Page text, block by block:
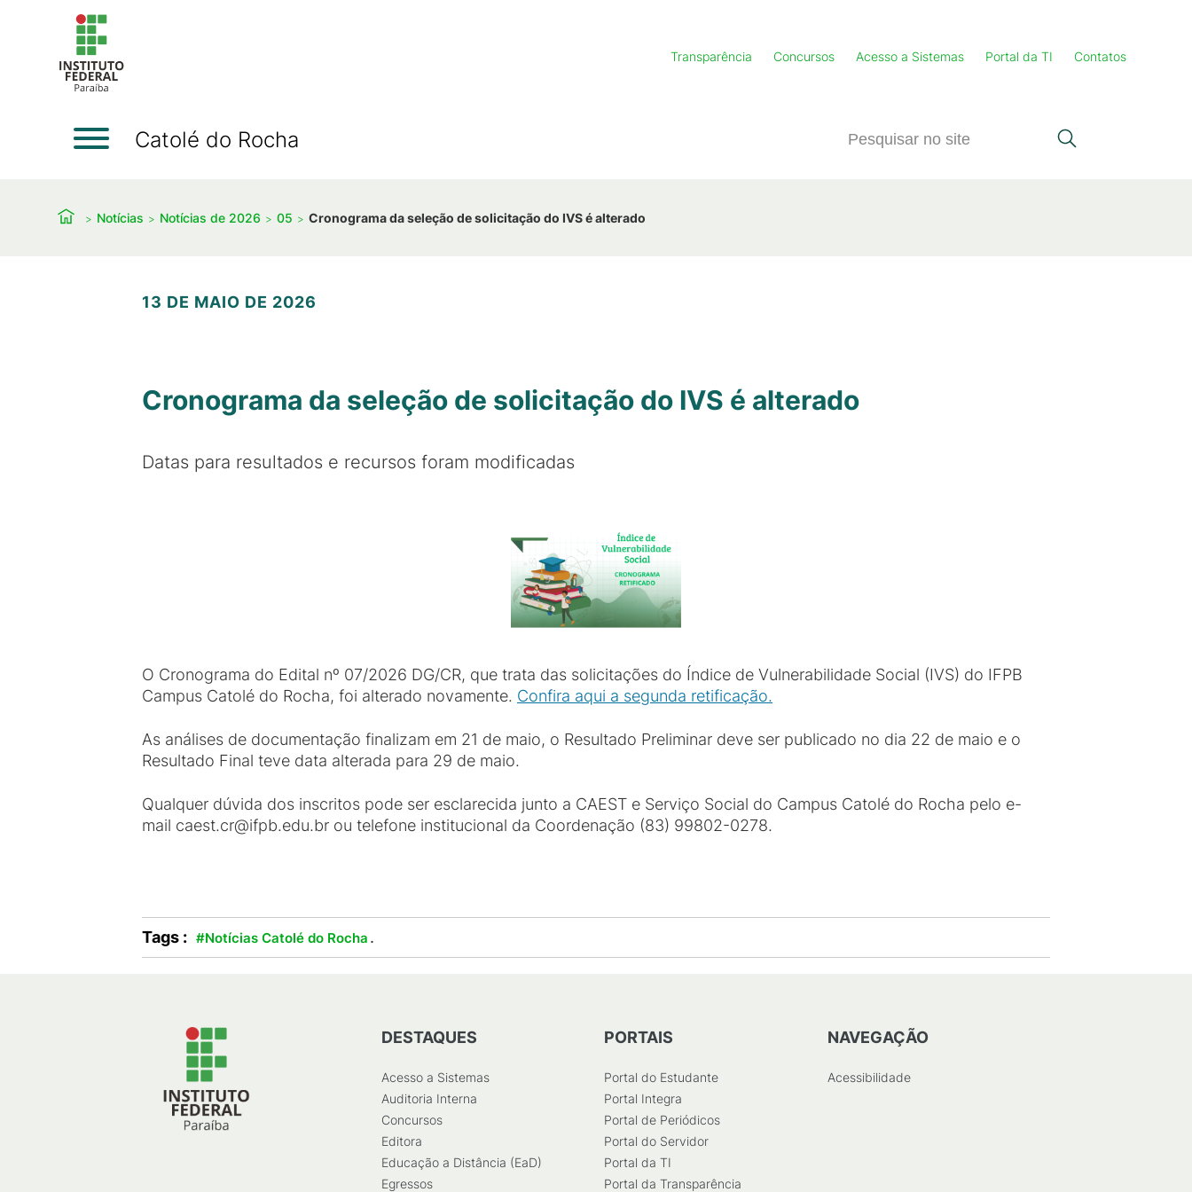
Transparência Concursos Acesso a Sistemas Portal da TI Contatos
Catolé do Rocha
Notícias Notícias de 2026 05 Cronograma da seleção de solicitação do IVS é alterado
13 DE MAIO DE 2026
Cronograma da seleção de solicitação do IVS é alterado
Datas para resultados e recursos foram modificadas
O Cronograma do Edital nº 07/2026 DG/CR, que trata das solicitações do Índice de Vulnerabilidade Social (IVS) do IFPB
Campus Catolé do Rocha, foi alterado novamente. Confira aqui a segunda retificação.
As análises de documentação finalizam em 21 de maio, o Resultado Preliminar deve ser publicado no dia 22 de maio e o
Resultado Final teve data alterada para 29 de maio.
Qualquer dúvida dos inscritos pode ser esclarecida junto a CAEST e Serviço Social do Campus Catolé do Rocha pelo e-
mail caest.cr@ifpb.edu.br ou telefone institucional da Coordenação (83) 99802-0278.
Tags : #Notícias Catolé do Rocha .
DESTAQUES
Acesso a Sistemas
Auditoria Interna
Concursos
Editora
Educação a Distância (EaD)
Egressos
PORTAIS
Portal do Estudante
Portal Integra
Portal de Periódicos
Portal do Servidor
Portal da TI
Portal da Transparência
NAVEGAÇÃO
Acessibilidade